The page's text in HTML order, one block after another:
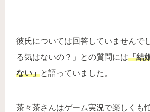
彼氏については回答していませんで
る気はないの？」との質問には「結
ない」と語っていました。
茶々茶さんはゲーム実況で楽しくも